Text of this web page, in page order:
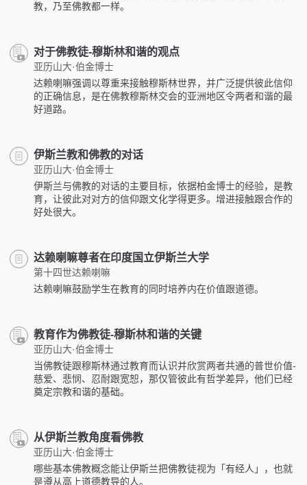
教，乃至佛教都一样。
对于佛教徒-穆斯林和谐的观点
亚历山大·伯金博士
达赖喇嘛强调以尊重来接触穆斯林世界，并广泛提供彼此信仰
的正确信息，是在佛教穆斯林交会的亚洲地区令两者和谐的最
好道路。
伊斯兰教和佛教的对话
亚历山大·伯金博士
伊斯兰与佛教的对话的主要目标，依据柏金博士的经验，是教
育，让彼此对对方的信仰跟文化学得更多。增进接触跟合作的
好处很大。
达赖喇嘛尊者在印度国立伊斯兰大学
第十四世达赖喇嘛
达赖喇嘛鼓励学生在教育的同时培养内在价值跟道德。
教育作为佛教徒-穆斯林和谐的关键
亚历山大·伯金博士
当佛教徒跟穆斯林通过教育而认识并欣赏两者共通的普世价值-
慈爱、悲悯、忍耐跟宽恕，那仅管彼此有哲学差异，他们已经
奠定宗教和谐的基础。
从伊斯兰教角度看佛教
亚历山大·伯金博士
哪些基本佛教概念能让伊斯兰把佛教徒视为「有经人」，也就
是遵从高上道德教导的人。